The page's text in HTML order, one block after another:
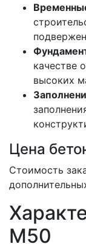
качестве
высоких
Цена
Стоимость
М50